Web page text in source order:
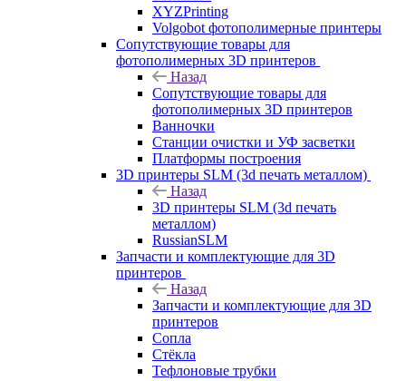
XYZPrinting
Volgobot фотополимерные принтеры
Сопутствующие товары для
фотополимерных 3D принтеров
Назад
Сопутствующие товары для
фотополимерных 3D принтеров
Ванночки
Станции очистки и УФ засветки
Платформы построения
3D принтеры SLM (3d печать металлом)
Назад
3D принтеры SLM (3d печать
металлом)
RussianSLM
Запчасти и комплектующие для 3D
принтеров
Назад
Запчасти и комплектующие для 3D
принтеров
Сопла
Cтёкла
Тефлоновые трубки